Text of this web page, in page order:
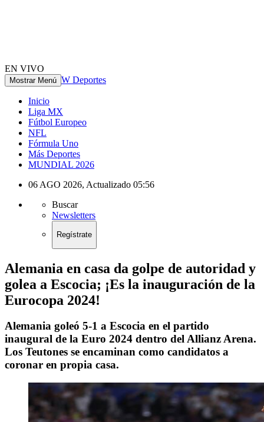
EN VIVO
Mostrar Menú W Deportes
Inicio
Liga MX
Fútbol Europeo
NFL
Fórmula Uno
Más Deportes
MUNDIAL 2026
06 AGO 2026, Actualizado 05:56
Buscar
Newsletters
Regístrate
Alemania en casa da golpe de autoridad y
golea a Escocia; ¡Es la inauguración de la
Eurocopa 2024!
Alemania goleó 5-1 a Escocia en el partido
inaugural de la Euro 2024 dentro del Allianz Arena.
Los Teutones se encaminan como candidatos a
coronar en propia casa.